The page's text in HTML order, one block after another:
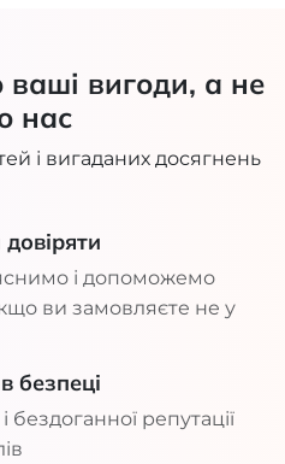
вигоди, а не
нас
і вигаданих досягнень
і допоможемо
ви замовляєте не у
безпеці
бездоганної репутації